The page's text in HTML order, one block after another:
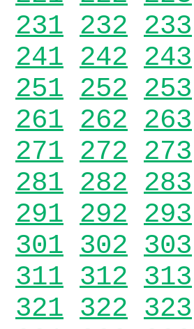
231 232 233
241 242 243
251 252 253
261 262 263
271 272 273
281 282 283
291 292 293
301 302 303
311 312 313
321 322 323